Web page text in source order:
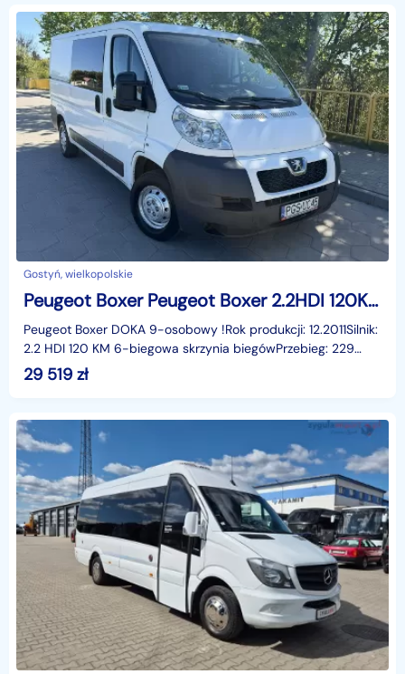
Gostyń, wielkopolskie
Peugeot Boxer Peugeot Boxer 2.2HDI 120KM 9-osobowy DOKA
Peugeot Boxer DOKA 9-osobowy !Rok produkcji: 12.2011Silnik:
2.2 HDI 120 KM 6-biegowa skrzynia biegówPrzebieg: 229
000 kmAuto zarejestrowane oraz ubezpieczone w
29 519 zł